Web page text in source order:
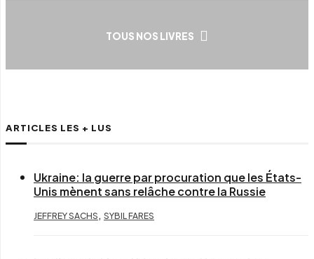
TOUS NOS LIVRES
ARTICLES LES + LUS
Ukraine: la guerre par procuration que les États-
Unis mènent sans relâche contre la Russie
JEFFREY SACHS , SYBIL FARES